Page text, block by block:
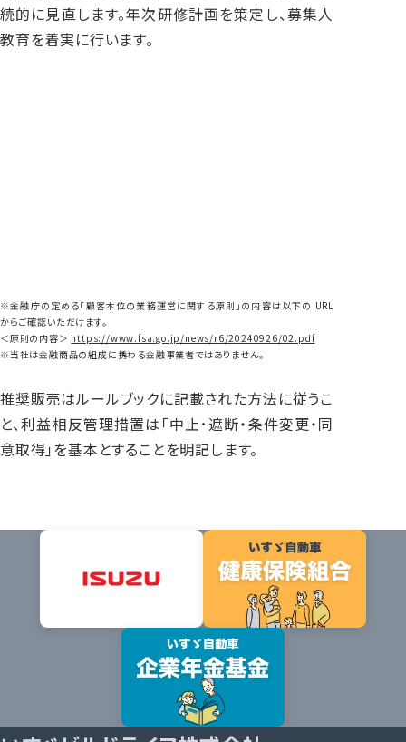
続的に見直します。年次研修計画を策定し、募集人
教育を着実に行います。
※金融庁の定める「顧客本位の業務運営に関する原則」の内容は以下の URL
からご確認いただけます。
＜原則の内容＞ https://www.fsa.go.jp/news/r6/20240926/02.pdf
※当社は金融商品の組成に携わる金融事業者ではありません。
推奨販売はルールブックに記載された方法に従うこ
と、利益相反管理措置は｢中止･遮断・条件変更・同
意取得｣を基本とすることを明記します。